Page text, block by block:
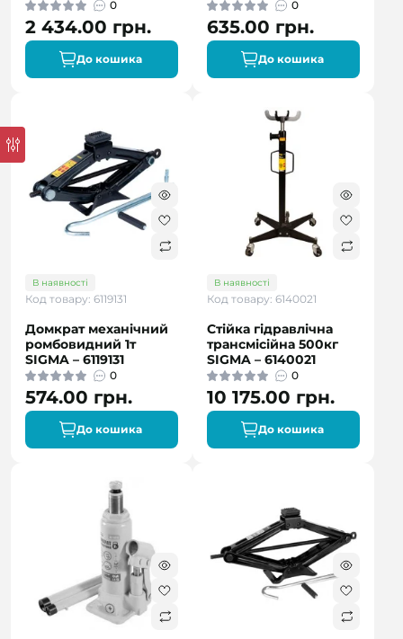
0
2 434.00 грн.
До кошика
0
635.00 грн.
До кошика
В наявності
Код товару: 6119131
Домкрат механічний
ромбовидний 1т
SIGMA – 6119131
0
574.00 грн.
До кошика
В наявності
Код товару: 6140021
Стійка гідравлічна
трансмісійна 500кг
SIGMA – 6140021
0
10 175.00 грн.
До кошика